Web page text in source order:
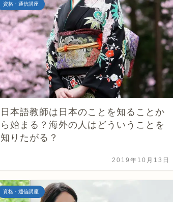
資格・通信講座
日本語教師は日本のことを知ることか
ら始まる？海外の人はどういうことを
知りたがる？
2019年10月13日
資格・通信講座